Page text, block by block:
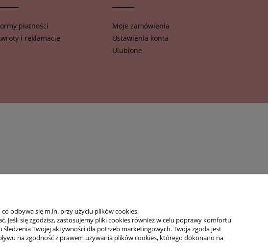
płatności
i reklamacje
Moje zamówienia
Ustawienia konta
Ulubione
co odbywa się m.in. przy użyciu plików cookies.
Jeśli się zgodzisz, zastosujemy pliki cookies również w celu poprawy komfortu
Twojej aktywności dla potrzeb marketingowych. Twoja zgoda jest
na zgodność z prawem używania plików cookies, którego dokonano na